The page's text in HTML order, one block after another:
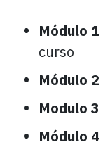
Módulo 1
curso
Módulo 2
Modulo 3
Módulo 4